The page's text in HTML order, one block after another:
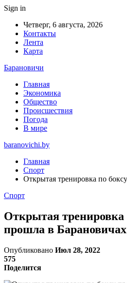
Sign in
Четверг, 6 августа, 2026
Контакты
Лента
Карта
Барановичи
Главная
Экономика
Общество
Происшествия
Погода
В мире
baranovichi.by
Главная
Спорт
Открытая тренировка по
Спорт
Открытая тренировка
прошла в Барановичах
Опубликовано Июл 28, 2022
575
Поделится